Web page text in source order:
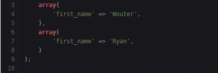
3
4
5
6
7
8
9
10
array(
'first_name'
=> 'Wouter' ,
) ,
array(
'first_name'
=> 'Ryan' ,
)
) ;